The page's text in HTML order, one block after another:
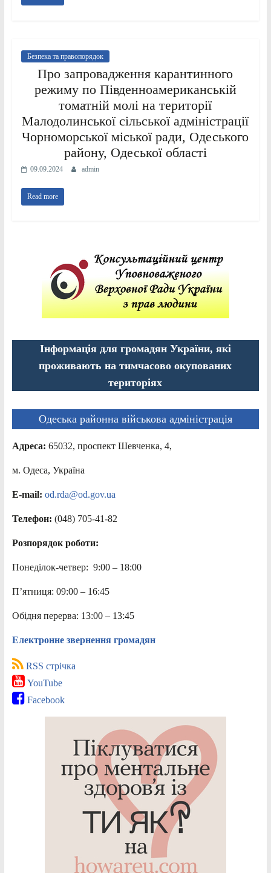
Безпека та правопорядок
Про запровадження карантинного
режиму по Південноамериканській
томатній молі на території
Малодолинської сільської адміністрації
Чорноморської міської ради, Одеського
району, Одеської області
09.09.2024 admin
Read more
Інформація для громадян України, які
проживають на тимчасово окупованих
територіях
Одеська районна військова адміністрація
Адреса: 65032, проспект Шевченка, 4,
м. Одеса, Україна
E-mail: od.rda@od.gov.ua
Телефон: (048) 705-41-82
Розпорядок роботи:
Понеділок-четвер: 9:00 – 18:00
П’ятниця: 09:00 – 16:45
Обідня перерва: 13:00 – 13:45
Електронне звернення громадян
RSS стрічка
YouTube
Facebook